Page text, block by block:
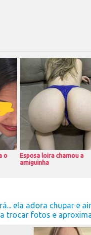
o
Esposa loira chamou a
amiguinha
ela adora chupar e
trocar fotos e